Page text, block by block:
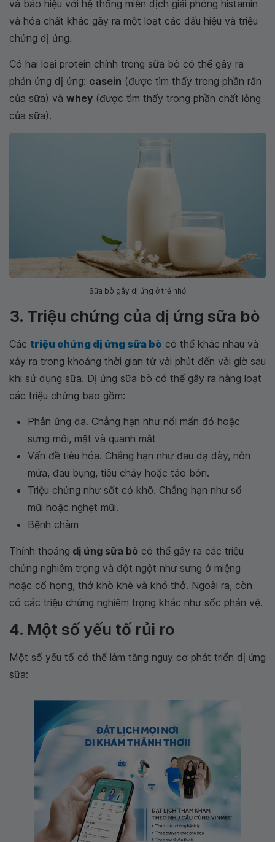
và báo hiệu với hệ thống miễn dịch giải phóng histamin
và hóa chất khác gây ra một loạt các dấu hiệu và triệu
chứng dị ứng.
Có hai loại protein chính trong sữa bò có thể gây ra
phản ứng dị ứng: casein (được tìm thấy trong phần rắn
của sữa) và whey (được tìm thấy trong phần chất lỏng
của sữa).
Sữa bò gây dị ứng ở trẻ nhỏ
3. Triệu chứng của dị ứng sữa bò
Các triệu chứng dị ứng sữa bò có thể khác nhau và
xảy ra trong khoảng thời gian từ vài phút đến vài giờ sau
khi sử dụng sữa. Dị ứng sữa bò có thể gây ra hàng loạt
các triệu chứng bao gồm:
Phản ứng da. Chẳng hạn như nổi mẩn đỏ hoặc
sưng môi, mặt và quanh mắt
Vấn đề tiêu hóa. Chẳng hạn như đau dạ dày, nôn
mửa, đau bụng, tiêu chảy hoặc táo bón.
Triệu chứng như sốt cỏ khô. Chẳng hạn như sổ
mũi hoặc nghẹt mũi.
Bệnh chàm
Thỉnh thoảng dị ứng sữa bò có thể gây ra các triệu
chứng nghiêm trọng và đột ngột như sưng ở miệng
hoặc cổ họng, thở khò khè và khó thở. Ngoài ra, còn
có các triệu chứng nghiêm trọng khác như sốc phản vệ.
4. Một số yếu tố rủi ro
Một số yếu tố có thể làm tăng nguy cơ phát triển dị ứng
sữa: